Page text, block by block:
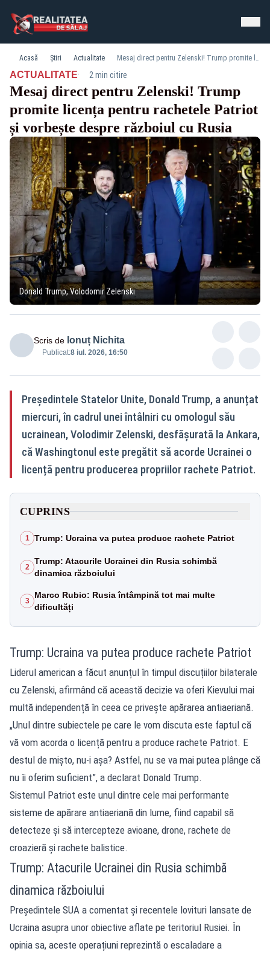
Acasă Știri Actualitate Mesaj direct pentru Zelenski! Trump promite licența pentru rachetele Patriot și vorbește despre războiul cu Rusia
ACTUALITATE· 2 min citire
Mesaj direct pentru Zelenski! Trump
promite licența pentru rachetele Patriot
și vorbește despre războiul cu Rusia
Donald Trump, Volodomir Zelenski
Scris de Ionuț Nichita
Publicat:8 iul. 2026, 16:50
Președintele Statelor Unite, Donald Trump, a anunțat
miercuri, în cadrul unei întâlniri cu omologul său
ucrainean, Volodimir Zelenski, desfășurată la Ankara,
că Washingtonul este pregătit să acorde Ucrainei o
licență pentru producerea propriilor rachete Patriot.
CUPRINS
1 Trump: Ucraina va putea produce rachete Patriot
2
Trump: Atacurile Ucrainei din Rusia schimbă
dinamica războiului
3
Marco Rubio: Rusia întâmpină tot mai multe
dificultăți
Trump: Ucraina va putea produce rachete Patriot
Liderul american a făcut anunțul în timpul discuțiilor bilaterale
cu Zelenski, afirmând că această decizie va oferi Kievului mai
multă independență în ceea ce privește apărarea antiaeriană.
„Unul dintre subiectele pe care le vom discuta este faptul că
vă vom acorda o licență pentru a produce rachete Patriot. E
destul de mișto, nu-i așa? Astfel, nu se va mai putea plânge că
nu îi oferim suficient”, a declarat Donald Trump.
Sistemul Patriot este unul dintre cele mai performante
sisteme de apărare antiaeriană din lume, fiind capabil să
detecteze și să intercepteze avioane, drone, rachete de
croazieră și rachete balistice.
Trump: Atacurile Ucrainei din Rusia schimbă
dinamica războiului
Președintele SUA a comentat și recentele lovituri lansate de
Ucraina asupra unor obiective aflate pe teritoriul Rusiei. În
opinia sa, aceste operațiuni reprezintă o escaladare a